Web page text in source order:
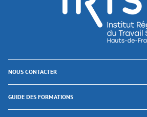
NOUS CONTACTER
GUIDE DES FORMATIONS